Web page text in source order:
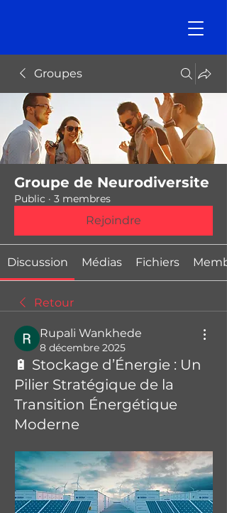
Groupes
Groupe de Neurodiversite
Public · 3 membres
Rejoindre
Discussion Médias Fichiers
Retour
Rupali Wankhede
8 décembre 2025
🔋 Stockage d’Énergie : Un
Pilier Stratégique de la
Transition Énergétique
Moderne